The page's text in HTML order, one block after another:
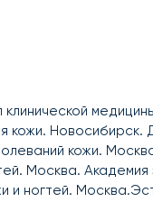
кожи. Новосибирск.
кожи.
Москва. Академия
ногтей.